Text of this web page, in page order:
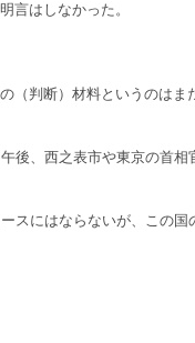
言はしなかった。
（判断）材料というのはま
後、西之表市や東京の首相
スにはならないが、この国